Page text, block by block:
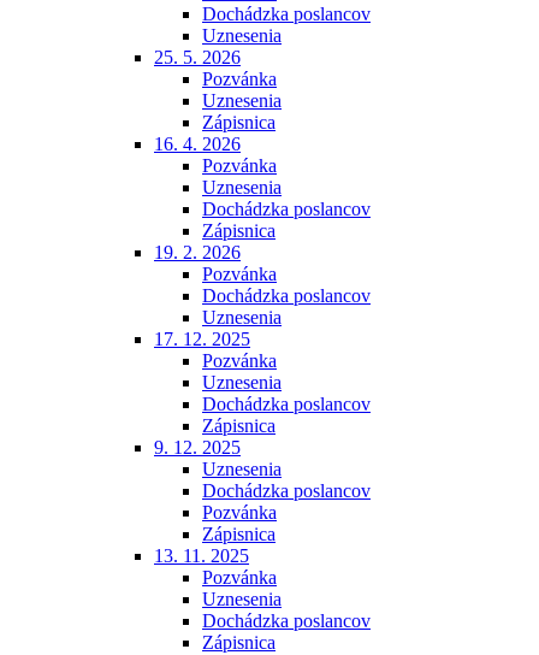
Dochádzka poslancov
Uznesenia
25. 5. 2026
Pozvánka
Uznesenia
Zápisnica
16. 4. 2026
Pozvánka
Uznesenia
Dochádzka poslancov
Zápisnica
19. 2. 2026
Pozvánka
Dochádzka poslancov
Uznesenia
17. 12. 2025
Pozvánka
Uznesenia
Dochádzka poslancov
Zápisnica
9. 12. 2025
Uznesenia
Dochádzka poslancov
Pozvánka
Zápisnica
13. 11. 2025
Pozvánka
Uznesenia
Dochádzka poslancov
Zápisnica